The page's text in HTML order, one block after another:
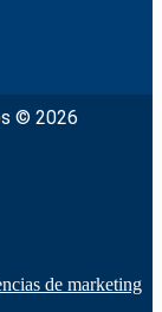
© 2026
de marketing